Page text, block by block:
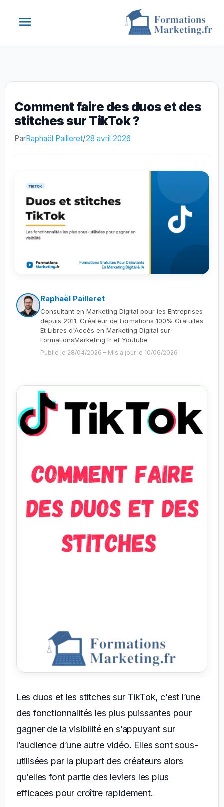
Menu
Comment faire des duos et des
stitches sur TikTok ?
ParRaphaël Pailleret/28 avril 2026
Raphaël Pailleret
Consultant en Marketing Digital pour les Entreprises
depuis 2011. Créateur de Formations 100% Gratuites
Et Libres d'Accès en Marketing Digital sur
FormationsMarketing.fr et Youtube
Publie le 28/04/2026 – Mis a jour le 10/06/2026
Les duos et les stitches sur TikTok, c’est l’une
des fonctionnalités les plus puissantes pour
gagner de la visibilité en s’appuyant sur
l’audience d’une autre vidéo. Elles sont sous-
utilisées par la plupart des créateurs alors
qu’elles font partie des leviers les plus
efficaces pour croître rapidement.